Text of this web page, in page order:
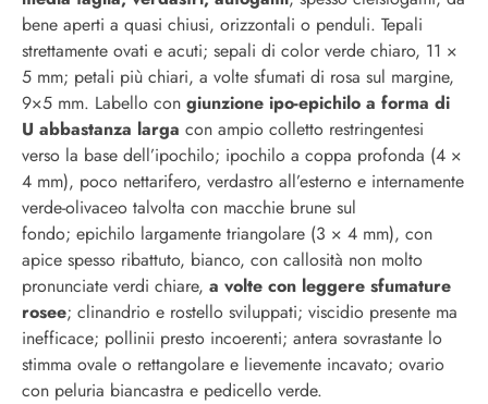
bene aperti a quasi chiusi, orizzontali o penduli. Tepali
strettamente ovati e acuti; sepali di color verde chiaro, 11 ×
5 mm; petali più chiari, a volte sfumati di rosa sul margine,
9×5 mm. Labello con giunzione ipo-epichilo a forma di
U abbastanza larga con ampio colletto restringentesi
verso la base dell’ipochilo; ipochilo a coppa profonda (4 ×
4 mm), poco nettarifero, verdastro all’esterno e internamente
verde-olivaceo talvolta con macchie brune sul
fondo; epichilo largamente triangolare (3 × 4 mm), con
apice spesso ribattuto, bianco, con callosità non molto
pronunciate verdi chiare, a volte con leggere sfumature
rosee; clinandrio e rostello sviluppati; viscidio presente ma
inefficace; pollinii presto incoerenti; antera sovrastante lo
stimma ovale o rettangolare e lievemente incavato; ovario
con peluria biancastra e pedicello verde.